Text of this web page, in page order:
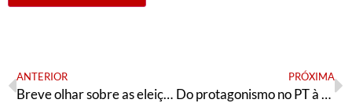
ANTERIOR
Breve olhar sobre as eleições em Salvador
PRÓXIMA
Do protagonismo no PT à derrota da extrema-direita